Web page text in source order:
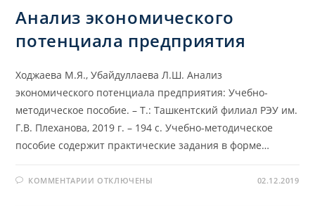
Анализ экономического
потенциала предприятия
Ходжаева М.Я., Убайдуллаева Л.Ш. Анализ
экономического потенциала предприятия: Учебно-
методическое пособие. – Т.: Ташкентский филиал РЭУ им.
Г.В. Плеханова, 2019 г. – 194 с. Учебно-методическое
пособие содержит практические задания в форме…
КОММЕНТАРИИ К
ОТКЛЮЧЕНЫ 02.12.2019